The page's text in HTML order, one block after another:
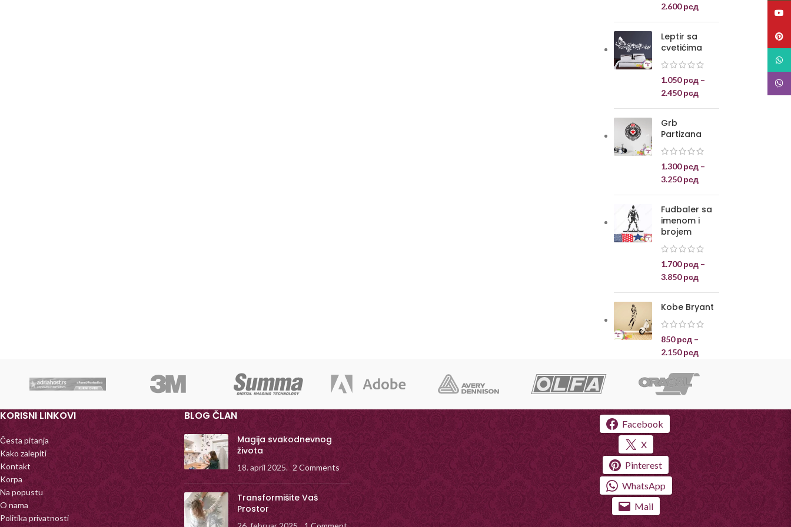
2.600рсд
Leptir sa
cvetićima
1.050рсд –
2.450рсд
Grb
Partizana
1.300рсд –
3.250рсд
Fudbaler sa
imenom i
brojem
1.700рсд –
3.850рсд
Kobe Bryant
850рсд –
2.150рсд
KORISNI LINKOVI
Česta pitanja
Kako zalepiti
Kontakt
Korpa
Na popustu
O nama
Politika privatnosti
BLOG ČLAN
Magija svakodnevnog
života
18. april 2025. 2 Comments
Transformišite Vaš
Prostor
Facebook
X
Pinterest
WhatsApp
Mail
Viber